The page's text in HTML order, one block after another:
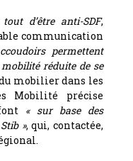
d’être anti-SDF,
communication
permettent
réduite de se
mobilier dans les
Mobilité précise
« sur base des
», qui, contactée,